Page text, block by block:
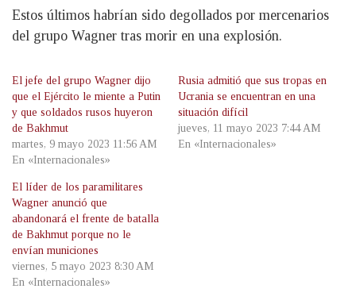
Estos últimos habrían sido degollados por mercenarios
del grupo Wagner tras morir en una explosión.
El jefe del grupo Wagner dijo
que el Ejército le miente a Putin
y que soldados rusos huyeron
de Bakhmut
martes, 9 mayo 2023 11:56 AM
En «Internacionales»
Rusia admitió que sus tropas en
Ucrania se encuentran en una
situación difícil
jueves, 11 mayo 2023 7:44 AM
En «Internacionales»
El líder de los paramilitares
Wagner anunció que
abandonará el frente de batalla
de Bakhmut porque no le
envían municiones
viernes, 5 mayo 2023 8:30 AM
En «Internacionales»